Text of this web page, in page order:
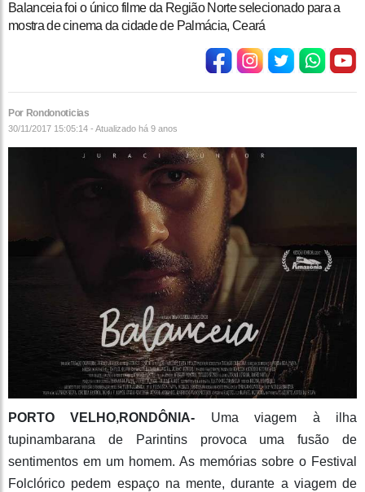
Balanceia foi o único filme da Região Norte selecionado para a
mostra de cinema da cidade de Palmácia, Ceará
Por Rondonoticias
30/11/2017 15:05:14 - Atualizado há 9 anos
PORTO VELHO,RONDÔNIA- Uma viagem à ilha
tupinambarana de Parintins provoca uma fusão de
sentimentos em um homem. As memórias sobre o Festival
Folclórico pedem espaço na mente, durante a viagem de